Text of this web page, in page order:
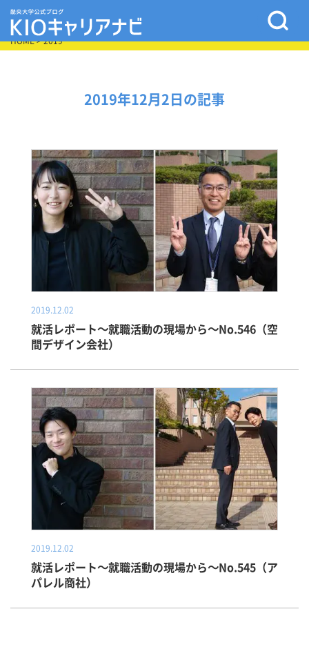
HOME> 2019
2019年12月2日の記事
2019.12.02
就活レポート～就職活動の現場から～No.546（空
間デザイン会社）
2019.12.02
就活レポート～就職活動の現場から～No.545（ア
パレル商社）